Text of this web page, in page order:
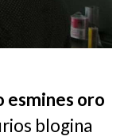
esmines oro
blogina